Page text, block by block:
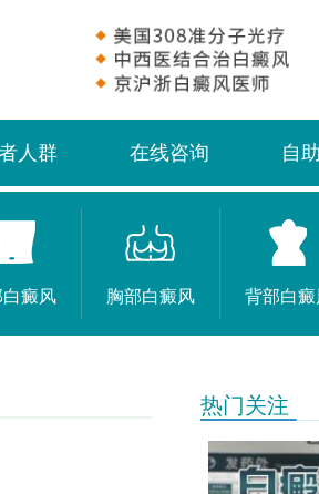
人群 在线咨询 自
白癜风 胸部白癜风 背部白癜
热门关注